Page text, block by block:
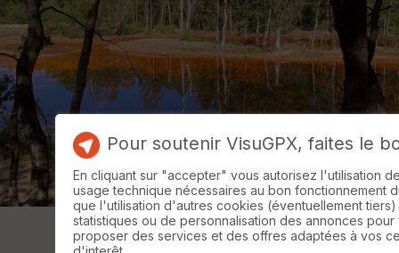
Pour soutenir VisuGPX, faites le
En cliquant sur "accepter" vous autorisez l'utilisation
usage technique nécessaires au bon fonctionnement
que l'utilisation d'autres cookies (éventuellement
statistiques ou de personnalisation des annonces pour
proposer des services et des offres adaptées à vos